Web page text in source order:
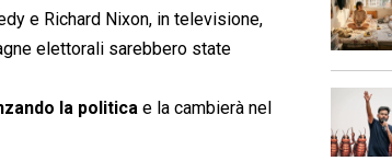
2
e Richard Nixon, in televisione,
elettorali sarebbero state
la politica e la cambierà nel